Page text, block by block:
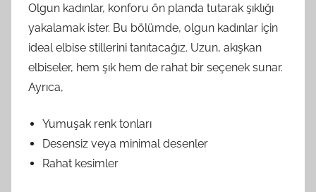
Olgun kadınlar, konforu ön planda tutarak şıklığı
yakalamak ister. Bu bölümde, olgun kadınlar için
ideal elbise stillerini tanıtacağız. Uzun, akışkan
elbiseler, hem şık hem de rahat bir seçenek sunar.
Ayrıca,
Yumuşak renk tonları
Desensiz veya minimal desenler
Rahat kesimler